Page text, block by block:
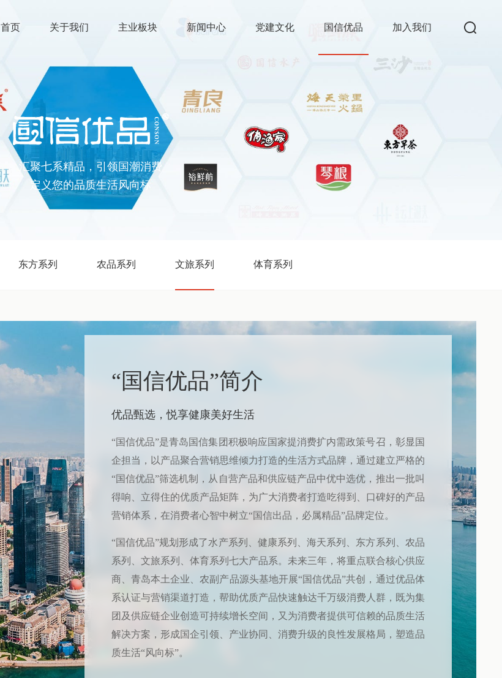
首页 关于我们 主业板块 新闻中心 党建文化 国信优品 加入我们
汇聚七系精品，引领国潮消费
定义您的品质生活风向标
东方系列 农品系列 文旅系列 体育系列
“国信优品”简介
优品甄选，悦享健康美好生活
“国信优品”是青岛国信集团积极响应国家提消费扩内需政策号召，彰显国
企担当，以产品聚合营销思维倾力打造的生活方式品牌，通过建立严格的
“国信优品”筛选机制，从自营产品和供应链产品中优中选优，推出一批叫
得响、立得住的优质产品矩阵，为广大消费者打造吃得到、口碑好的产品
营销体系，在消费者心智中树立“国信出品，必属精品”品牌定位。
“国信优品”规划形成了水产系列、健康系列、海天系列、东方系列、农品
系列、文旅系列、体育系列七大产品系。未来三年，将重点联合核心供应
商、青岛本土企业、农副产品源头基地开展“国信优品”共创，通过优品体
系认证与营销渠道打造，帮助优质产品快速触达千万级消费人群，既为集
团及供应链企业创造可持续增长空间，又为消费者提供可信赖的品质生活
解决方案，形成国企引领、产业协同、消费升级的良性发展格局，塑造品
质生活“风向标”。